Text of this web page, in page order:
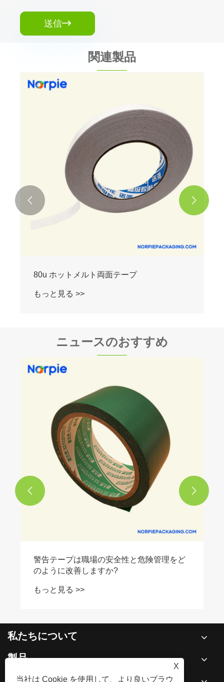
送信
関連製品
90u ホットメルト両面テープ
もっと見る >>
 
ニュースのおすすめ
工場のアップグレードが 2026 年の産業供
給協力をどのように再構築するか
もっと見る >>
 
私たちについて
製品
X
当社は Cookie を使用して、より良いブラウ